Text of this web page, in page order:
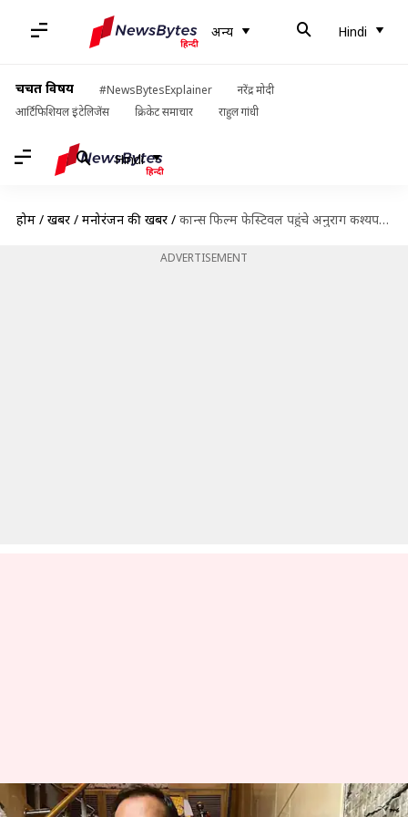
अन्य Hindi
चर्चित विषय #NewsBytesExplainer
नरेंद्र मोदी
आर्टिफिशियल इंटेलिजेंस
क्रिकेट समाचार राहुल गांधी
Hindi
होम / खबरें / मनोरंजन की खबरें / कान्स फिल्म फेस्टिवल पहुंचे अनुराग कश्यप, बताया 'कैनेडी' में सनी लियोनी को क्यों चुना
ADVERTISEMENT
कान्स फिल्म फेस्टिवल पहुंचे अनुराग